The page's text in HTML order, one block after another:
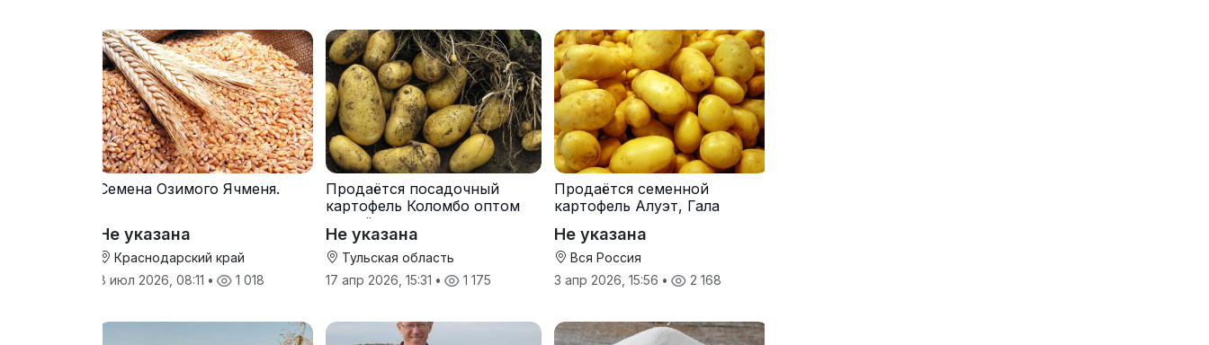
Семена Озимого Ячменя.
Не указана
Краснодарский край
8 июл 2026, 08:11 • 1 018
Продаётся посадочный
картофель Коломбо оптом
от трёх тонн
Не указана
Тульская область
17 апр 2026, 15:31 • 1 175
Продаётся семенной
картофель Алуэт, Гала
Не указана
Вся Россия
3 апр 2026, 15:56 • 2 168